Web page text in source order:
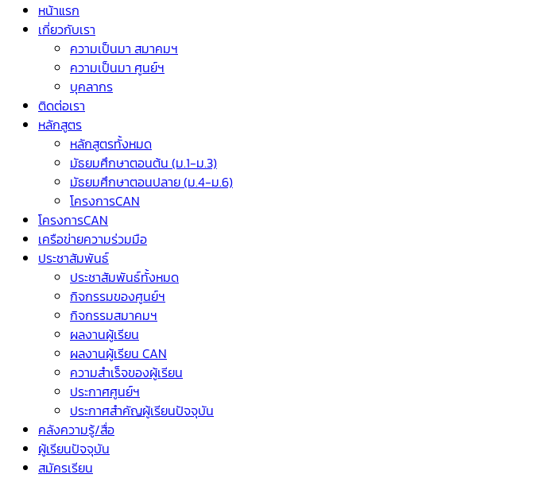
หน้าแรก
เกี่ยวกับเรา
ความเป็นมา สมาคมฯ
ความเป็นมา ศูนย์ฯ
บุคลากร
ติดต่อเรา
หลักสูตร
หลักสูตรทั้งหมด
มัธยมศึกษาตอนต้น (ม.1-ม.3)
มัธยมศึกษาตอนปลาย (ม.4-ม.6)
โครงการCAN
โครงการCAN
เครือข่ายความร่วมมือ
ประชาสัมพันธ์
ประชาสัมพันธ์ทั้งหมด
กิจกรรมของศูนย์ฯ
กิจกรรมสมาคมฯ
ผลงานผู้เรียน
ผลงานผู้เรียน CAN
ความสำเร็จของผู้เรียน
ประกาศศูนย์ฯ
ประกาศสำคัญผู้เรียนปัจจุบัน
คลังความรู้/สื่อ
ผู้เรียนปัจจุบัน
สมัครเรียน